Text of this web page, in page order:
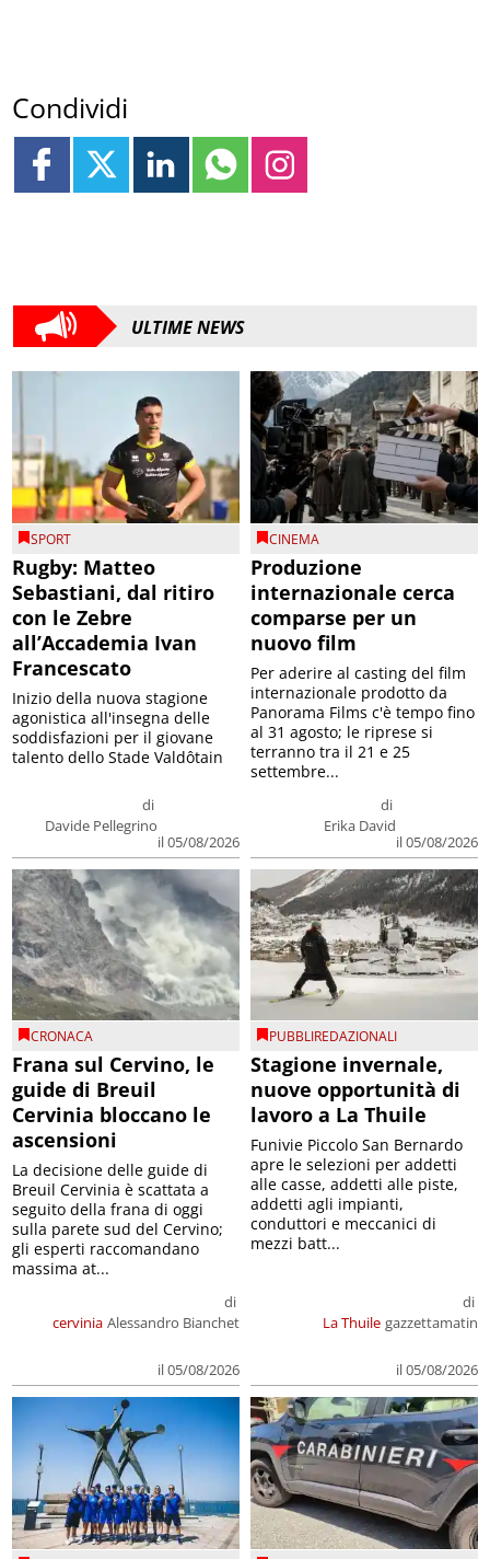
Condividi
ULTIME NEWS
SPORT
Rugby: Matteo
Sebastiani, dal ritiro
con le Zebre
all’Accademia Ivan
Francescato
di
Davide Pellegrino
il 05/08/2026
Inizio della nuova stagione
agonistica all'insegna delle
soddisfazioni per il giovane
talento dello Stade Valdôtain
CINEMA
Produzione
internazionale cerca
comparse per un
nuovo film
di
Erika David
il 05/08/2026
Per aderire al casting del film
internazionale prodotto da
Panorama Films c'è tempo fino
al 31 agosto; le riprese si
terranno tra il 21 e 25
settembre...
CRONACA
Frana sul Cervino, le
guide di Breuil
Cervinia bloccano le
ascensioni
cervinia
di
Alessandro Bianchet
il 05/08/2026
La decisione delle guide di
Breuil Cervinia è scattata a
seguito della frana di oggi
sulla parete sud del Cervino;
gli esperti raccomandano
massima at...
PUBBLIREDAZIONALI
Stagione invernale,
nuove opportunità di
lavoro a La Thuile
La Thuile
di
gazzettamatin
il 05/08/2026
Funivie Piccolo San Bernardo
apre le selezioni per addetti
alle casse, addetti alle piste,
addetti agli impianti,
conduttori e meccanici di
mezzi batt...